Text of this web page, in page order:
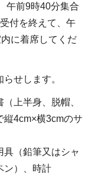
前9時40分集合
付を終えて、午
に着席してくだ
せします。
上半身、脱帽、
縦4cm×横3cmのサ
具（鉛筆又はシャ
ン）、時計